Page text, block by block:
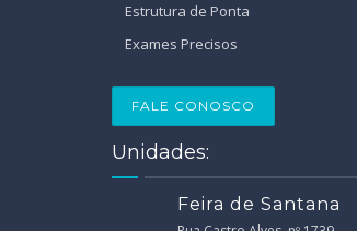
Estrutura de Ponta
Exames Precisos
FALE CONOSCO
Unidades:
Feira de Santana